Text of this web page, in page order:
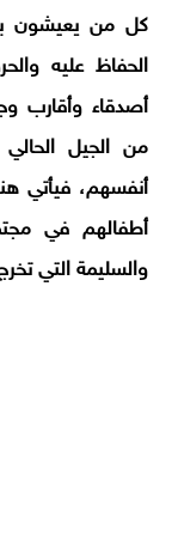
كل من يعيشون
الحفاظ عليه
أصدقاء وأقارب
من الجيل
أنفسهم، فيأتي
أطفالهم في
والسليمة التي